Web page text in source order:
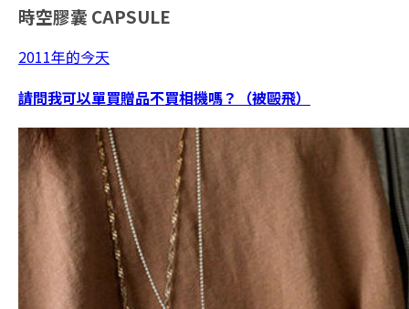
時空膠囊 CAPSULE
2011年的今天
請問我可以單買贈品不買相機嗎？（被毆飛）